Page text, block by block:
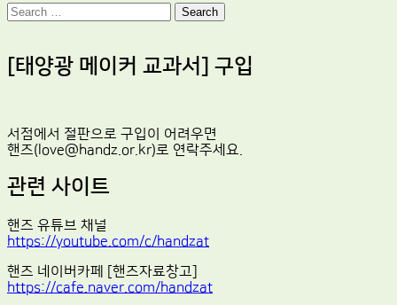
Search
[태양광 메이커 교과서] 구입
서점에서 절판으로 구입이 어려우면
핸즈(love@handz.or.kr)로 연락주세요.
관련 사이트
핸즈 유튜브 채널
https://youtube.com/c/handzat
핸즈 네이버카페 [핸즈자료창고]
https://cafe.naver.com/handzat